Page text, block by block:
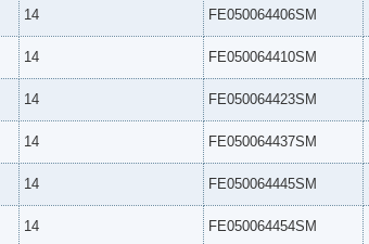
14 FE050064406SM
14 FE050064410SM
14 FE050064423SM
14 FE050064437SM
14 FE050064445SM
14 FE050064454SM